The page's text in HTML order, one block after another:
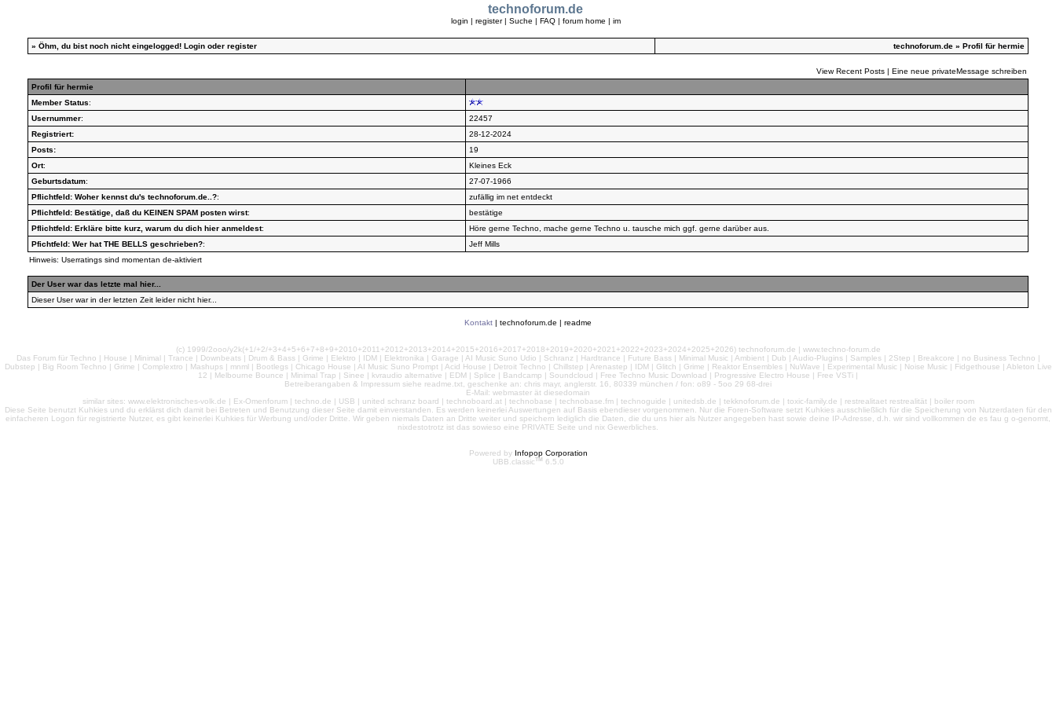
technoforum.de
login | register | Suche | FAQ| forum home | im
» Öhm, du bist noch nicht eingelogged! Login oder register technoforum.de » Profil für hermie
View Recent Posts | Eine neue privateMessage schreiben
Profil für hermie
Member Status:
Usernummer:
22457
Registriert:
28-12-2024
Posts:
19
Ort:
Kleines Eck
Geburtsdatum:
27-07-1966
Pflichtfeld: Woher kennst du's technoforum.de..?:
zufällig im net entdeckt
Pflichtfeld: Bestätige, daß du KEINEN SPAM posten wirst:
bestätige
Pflichtfeld: Erkläre bitte kurz, warum du dich hier anmeldest:
Höre gerne Techno, mache gerne Techno u. tausche mich ggf. gerne darüber aus.
Pfichtfeld: Wer hat THE BELLS geschrieben?:
Jeff Mills
Hinweis: Userratings sind momentan de-aktiviert
Der User war das letzte mal hier...
Dieser User war in der letzten Zeit leider nicht hier...
Kontakt | technoforum.de | readme
(c) 1999/2ooo/y2k(+1/+2/+3+4+5+6+7+8+9+2010+2011+2012+2013+2014+2015+2016+2017+2018+2019+2020+2021+2022+2023+2024+2025+2026) technoforum.de | www.techno-forum.de
Das Forum für Techno | House | Minimal | Trance | Downbeats | Drum & Bass | Grime | Elektro | IDM | Elektronika | Garage | AI Music Suno Udio | Schranz | Hardtrance | Future Bass | Minimal Music | Ambient | Dub | Audio-Plugins | Samples | 2Step | Breakcore | no Business Techno |
Dubstep | Big Room Techno | Grime | Complextro | Mashups | mnml | Bootlegs | Chicago House | AI Music Suno Prompt | Acid House | Detroit Techno | Chillstep | Arenastep | IDM | Glitch | Grime | Reaktor Ensembles | NuWave | Experimental Music | Noise Music | Fidgethouse | Ableton Live
12 | Melbourne Bounce | Minimal Trap | Sinee | kvraudio alternative | EDM | Splice | Bandcamp | Soundcloud | Free Techno Music Download | Progressive Electro House | Free VSTi |
Betreiberangaben & Impressum siehe readme.txt, geschenke an: chris mayr, anglerstr. 16, 80339 münchen / fon: o89 - 5oo 29 68-drei
E-Mail: webmaster ät diesedomain
similar sites: www.elektronisches-volk.de | Ex-Omenforum | techno.de | USB | united schranz board | technoboard.at | technobase | technobase.fm | technoguide | unitedsb.de | tekknoforum.de | toxic-family.de | restrealitaet restrealität | boiler room
Diese Seite benutzt Kuhkies und du erklärst dich damit bei Betreten und Benutzung dieser Seite damit einverstanden. Es werden keinerlei Auswertungen auf Basis ebendieser vorgenommen. Nur die Foren-Software setzt Kuhkies ausschließlich für die Speicherung von Nutzerdaten für den
einfacheren Logon für registrierte Nutzer, es gibt keinerlei Kuhkies für Werbung und/oder Dritte. Wir geben niemals Daten an Dritte weiter und speichern lediglich die Daten, die du uns hier als Nutzer angegeben hast sowie deine IP-Adresse, d.h. wir sind vollkommen de es fau g o-genormt,
nixdestotrotz ist das sowieso eine PRIVATE Seite und nix Gewerbliches.
Powered by Infopop Corporation
UBB.classicTM 6.5.0